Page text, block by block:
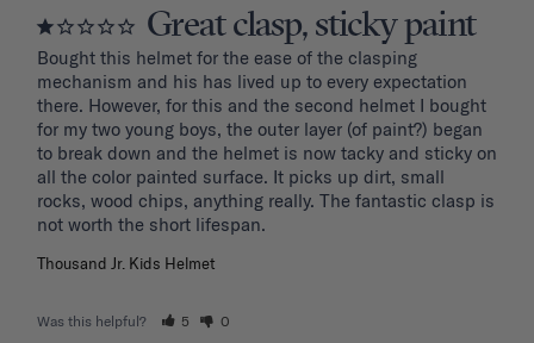
Great clasp, sticky paint
Bought this helmet for the ease of the clasping
mechanism and his has lived up to every expectation
there. However, for this and the second helmet I bought
for my two young boys, the outer layer (of paint?) began
to break down and the helmet is now tacky and sticky on
all the color painted surface. It picks up dirt, small
rocks, wood chips, anything really. The fantastic clasp is
Thousand Jr. Kids Helmet
Was this helpful? 5 0